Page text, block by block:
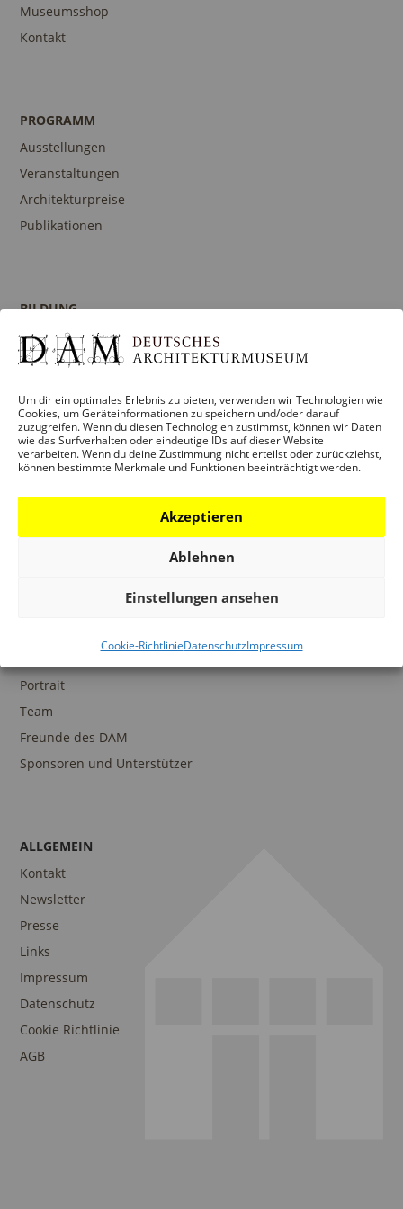
Um dir ein optimales Erlebnis zu bieten, verwenden wir Technologien wie
Cookies, um Geräteinformationen zu speichern und/oder darauf
zuzugreifen. Wenn du diesen Technologien zustimmst, können wir Daten
wie das Surfverhalten oder eindeutige IDs auf dieser Website
verarbeiten. Wenn du deine Zustimmung nicht erteilst oder zurückziehst,
können bestimmte Merkmale und Funktionen beeinträchtigt werden.
Akzeptieren
Ablehnen
Einstellungen ansehen
Cookie-RichtlinieDatenschutzImpressum
Museumsshop
Kontakt
PROGRAMM
Ausstellungen
Veranstaltungen
Architekturpreise
Publikationen
BILDUNG
Programm
Führungen und Touren
Ansprechpartner
SAMMLUNGEN
Portrait
Team
Freunde des DAM
Sponsoren und Unterstützer
ALLGEMEIN
Kontakt
Newsletter
Presse
Links
Impressum
Datenschutz
Cookie Richtlinie
AGB